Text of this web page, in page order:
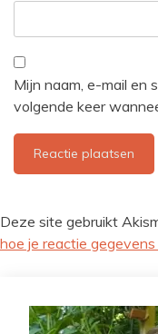
Mijn naam, e-mail en
volgende keer
Deze site gebruikt
hoe je reactie